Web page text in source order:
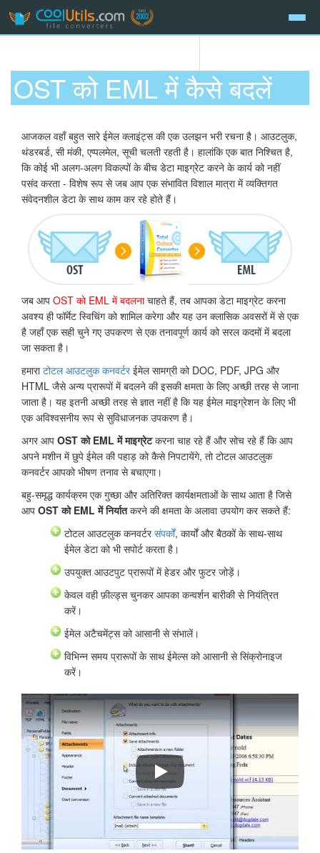
OST को EML में कैसे बदलें
आजकल वहाँ बहुत सारे ईमेल क्लाइंट्स की एक उलझन भरी रचना है। आउटलुक,
थंडरबर्ड, सी मंकी, एप्पलमेल, सूची चलती रहती है। हालांकि एक बात निश्चित है,
कि कोई भी अलग-अलग विकल्पों के बीच डेटा माइग्रेट करने के कार्य को नहीं
पसंद करता - विशेष रूप से जब आप एक संभावित विशाल मात्रा में व्यक्तिगत
संवेदनशील डेटा के साथ काम कर रहे होते हैं।
जब आप OST को EML में बदलनाचाहते हैं, तब आपका डेटा माइग्रेट करना
अवश्य ही फॉर्मेट स्विचिंग को शामिल करेगा और यह उन क्लासिक अवसरों में से एक
है जहाँ एक सही चुने गए उपकरण से एक तनावपूर्ण कार्य को सरल कदमों में बदला
जा सकता है।
हमाराटोटल आउटलुक कनवर्टरईमेल सामग्री को DOC, PDF, JPG और
HTML जैसे अन्य प्रारूपों में बदलने की इसकी क्षमता के लिए अच्छी तरह से जाना
जाता है। यह इतनी अच्छी तरह से ज्ञात नहीं है कि यह ईमेल माइग्रेशन के लिए भी
एक अविश्वसनीय रूप से सुविधाजनक उपकरण है।
अगर आप OST को EML में माइग्रेटकरना चाह रहे हैं और सोच रहे हैं कि आप
अपने मशीन में छुपे ईमेल की पहाड़ को कैसे निपटायेंगे, तो टोटल आउटलुक
कनवर्टर आपको भीषण तनाव से बचाएगा।
बहु-समृद्ध कार्यक्रम एक गुच्छा और अतिरिक्त कार्यक्षमताओं के साथ आता है जिसे
आप OST को EML में निर्यातकरने की क्षमता के अलावा उपयोग कर सकते हैं:
टोटल आउटलुक कनवर्टरसंपर्कों, कार्यों और बैठकों के साथ-साथ
ईमेल डेटा को भी सपोर्ट करता है।
उपयुक्त आउटपुट प्रारूपों में हेडर और फुटर जोड़ें।
केवल वही फ़ील्ड्स चुनकर आपका कन्वर्शन बारीकी से नियंत्रित
करें।
ईमेल अटैचमेंट्स को आसानी से संभालें।
विभिन्न समय प्रारूपों के साथ ईमेल्स को आसानी से सिंक्रोनाइज
करें।
टोटल आउटलुक कन्वर्टर का उपयोग करके